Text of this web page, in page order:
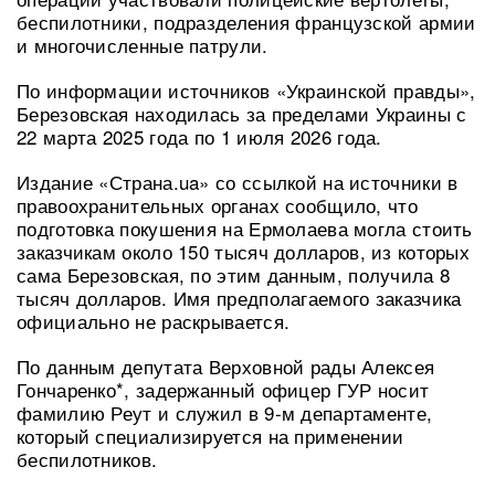
беспилотники, подразделения французской армии
и многочисленные патрули.
По информации источников «Украинской правды»,
Березовская находилась за пределами Украины с
22 марта 2025 года по 1 июля 2026 года.
Издание «Страна.ua» со ссылкой на источники в
правоохранительных органах сообщило, что
подготовка покушения на Ермолаева могла стоить
заказчикам около 150 тысяч долларов, из которых
сама Березовская, по этим данным, получила 8
тысяч долларов. Имя предполагаемого заказчика
официально не раскрывается.
По данным депутата Верховной рады Алексея
Гончаренко*, задержанный офицер ГУР носит
фамилию Реут и служил в 9-м департаменте,
который специализируется на применении
беспилотников.